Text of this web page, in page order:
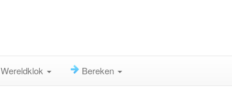
Wereldklok Bereken